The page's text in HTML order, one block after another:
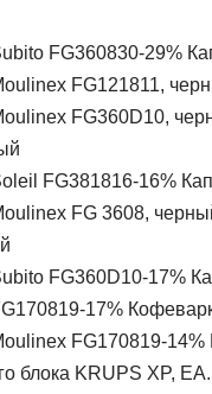
-29%
-16%
-17%
-17%
-14%